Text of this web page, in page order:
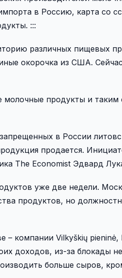
в Россию, карта со
:::
различных пищевых
окорочка из США.
молочные продукты и таким
в России
продается.
The Economist Эдвард
уже две недели.
продуктов, но
компании Vilkyškių pieninė,
доходов, из-за блокады
больше сыров,